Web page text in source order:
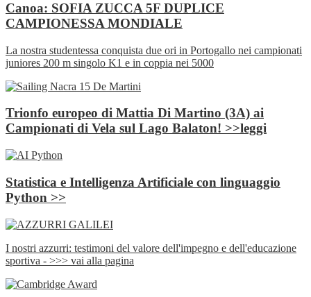
Canoa: SOFIA ZUCCA 5F DUPLICE
CAMPIONESSA MONDIALE
La nostra studentessa conquista due ori in Portogallo nei campionati
juniores 200 m singolo K1 e in coppia nei 5000
Trionfo europeo di Mattia Di Martino (3A) ai
Campionati di Vela sul Lago Balaton! >>leggi
Statistica e Intelligenza Artificiale con linguaggio
Python >>
I nostri azzurri: testimoni del valore dell'impegno e dell'educazione
sportiva - >>> vai alla pagina